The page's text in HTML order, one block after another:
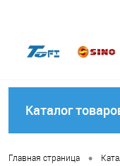
Каталог
Главная страница •